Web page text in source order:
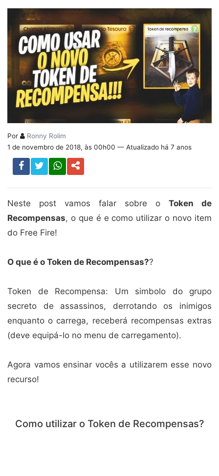
Por
Ronny Rolim
1 de novembro de 2018, às 00h00 — Atualizado há 7 anos
Neste post vamos falar sobre o Token de
Recompensas, o que é e como utilizar o novo item
do Free Fire!
O que é o Token de Recompensas??
Token de Recompensa: Um simbolo do grupo
secreto de assassinos, derrotando os inimigos
enquanto o carrega, receberá recompensas extras
(deve equipá-lo no menu de carregamento).
Agora vamos ensinar vocês a utilizarem esse novo
recurso!
Como utilizar o Token de Recompensas?